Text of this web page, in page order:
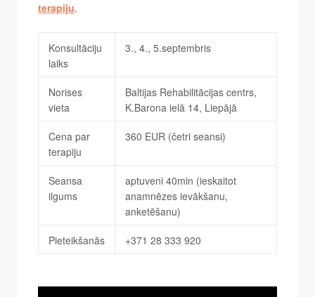
terapiju.
Konsultāciju
laiks
3., 4., 5.septembris
Norises
vieta
Baltijas Rehabilitācijas centrs,
K.Barona ielā 14, Liepājā
Cena par
terapiju
360 EUR (četri seansi)
Seansa
ilgums
aptuveni 40min (ieskaitot
anamnēzes ievākšanu,
anketēšanu)
Pieteikšanās +371 28 333 920